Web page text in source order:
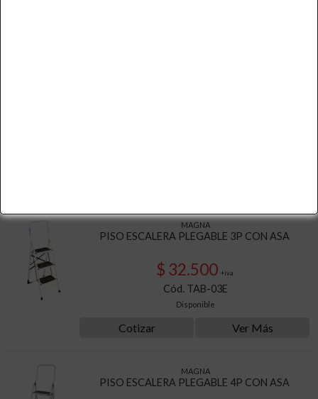
MAGNA
PISO ESCALERA PLEGABLE 3P CON ASA
$ 32.500 +iva
Cód. TAB-03E
Disponible
Cotizar Ver Más
MAGNA
PISO ESCALERA PLEGABLE 4P CON ASA